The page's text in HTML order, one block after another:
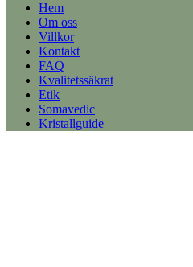
Hem
Om oss
Villkor
Kontakt
FAQ
Kvalitetssäkrat
Etik
Somavedic
Kristallguide